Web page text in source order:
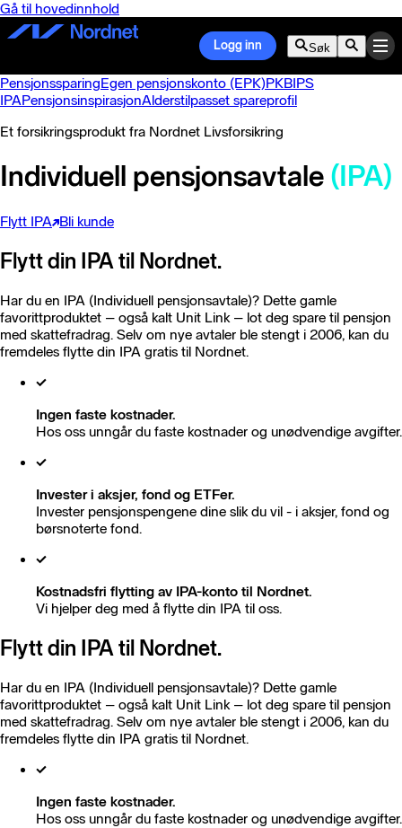
Gå til hovedinnhold
Logg inn Søk
PensjonssparingEgen pensjonskonto (EPK)PKBIPS
IPAPensjonsinspirasjonAlderstilpasset spareprofil
Et forsikringsprodukt fra Nordnet Livsforsikring
Individuell pensjonsavtale (IPA)
Flytt IPA Bli kunde
Flytt din IPA til Nordnet.
Har du en IPA (Individuell pensjonsavtale)? Dette gamle
favorittproduktet – også kalt Unit Link – lot deg spare til pensjon
med skattefradrag. Selv om nye avtaler ble stengt i 2006, kan du
fremdeles flytte din IPA gratis til Nordnet.
Ingen faste kostnader.
Hos oss unngår du faste kostnader og unødvendige avgifter.
Invester i aksjer, fond og ETFer.
Invester pensjonspengene dine slik du vil - i aksjer, fond og
børsnoterte fond.
Kostnadsfri flytting av IPA-konto til Nordnet.
Vi hjelper deg med å flytte din IPA til oss.
Flytt din IPA til Nordnet.
Har du en IPA (Individuell pensjonsavtale)? Dette gamle
favorittproduktet – også kalt Unit Link – lot deg spare til pensjon
med skattefradrag. Selv om nye avtaler ble stengt i 2006, kan du
fremdeles flytte din IPA gratis til Nordnet.
Ingen faste kostnader.
Hos oss unngår du faste kostnader og unødvendige avgifter.